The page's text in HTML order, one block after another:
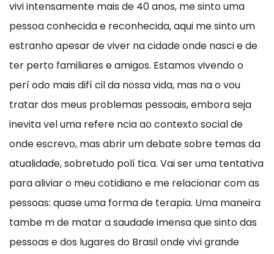
vivi intensamente mais de 40 anos, me sinto uma
pessoa conhecida e reconhecida, aqui me sinto um
estranho apesar de viver na cidade onde nasci e de
ter perto familiares e amigos. Estamos vivendo o
perí odo mais difí cil da nossa vida, mas na o vou
tratar dos meus problemas pessoais, embora seja
inevita vel uma refere ncia ao contexto social de
onde escrevo, mas abrir um debate sobre temas da
atualidade, sobretudo polí tica. Vai ser uma tentativa
para aliviar o meu cotidiano e me relacionar com as
pessoas: quase uma forma de terapia. Uma maneira
tambe m de matar a saudade imensa que sinto das
pessoas e dos lugares do Brasil onde vivi grande